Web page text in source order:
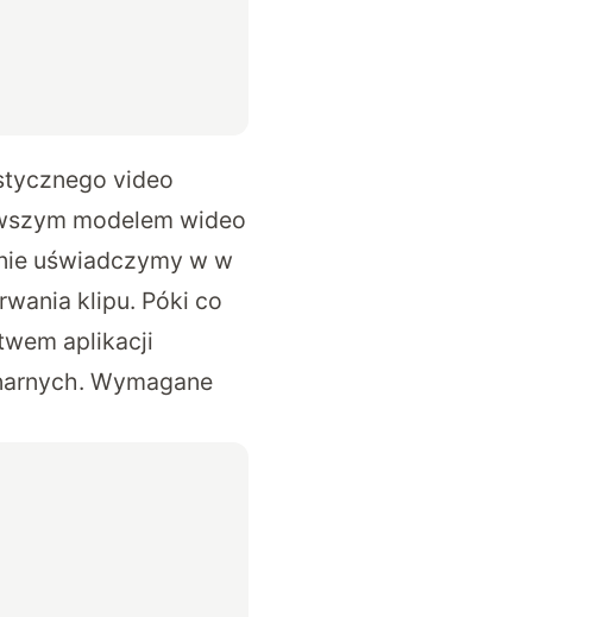
video
modelem wideo
uświadczymy w w
klipu. Póki co
aplikacji
Wymagane